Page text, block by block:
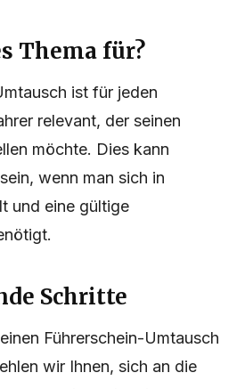
Thema für?
ist für jeden
relevant, der seinen
möchte. Dies kann
wenn man sich in
und eine gültige
Schritte
Führerschein-Umtausch
wir Ihnen, sich an die